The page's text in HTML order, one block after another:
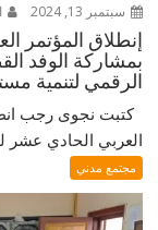
سبتمبر 13, 2024
إنطلاق المؤتمر
بمشاركة الوفد
الرقمي لتنمية
كتبت نجوى رجب
العربي الحادي عشر
مجتمع مدني